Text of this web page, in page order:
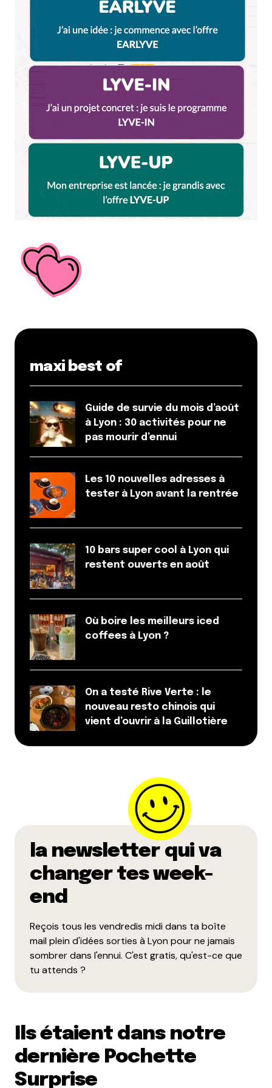
Répondre
Merci à toi, on a tous passé une bonne soirée je
17 février 2014 à 23 h 28 min
Répondre
Si vous cherchez à renouveler l’expérience, je vous
invite à découvrir ce site de concerts en
appartement (Charly et sa drôle de dame y est
http://www.concertenappart.com
– Le concierge.
Le concierge
25 mars 2014 à 10 h 22 min
Répondre
Dis-nous tout*
Name*
E-mail*
Enregistrer mon nom, mon e-mail et mon site dans le
navigateur pour mon prochain commentaire.
par e-mail.
Et bim !
maxi best of
Guide de survie du mois d’août
à Lyon : 30 activités pour ne
pas mourir d’ennui
Les 10 nouvelles adresses à
tester à Lyon avant la rentrée
10 bars super cool à Lyon qui
restent ouverts en août
Où boire les meilleurs iced
coffees à Lyon ?
On a testé Rive Verte : le
nouveau resto chinois qui
vient d’ouvrir à la Guillotière
la newsletter qui va
changer tes week-
end
Reçois tous les vendredis midi dans ta boîte
mail plein d'idées sorties à Lyon pour ne jamais
sombrer dans l'ennui. C'est gratis, qu'est-ce que
tu attends ?
Ils étaient dans notre
dernière Pochette
Surprise